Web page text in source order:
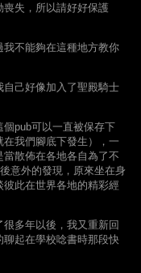
喪失，所以請好好保護
我不能夠在這種地方教你
己好像加入了聖殿騎士
pub可以一直被保存下
我們腳底下發生），一
散佈在各地各自為了不
意外的發現，原來坐在身
此在世界各地的精彩經
多年以後，我又重新回
起在學校唸書時那段快